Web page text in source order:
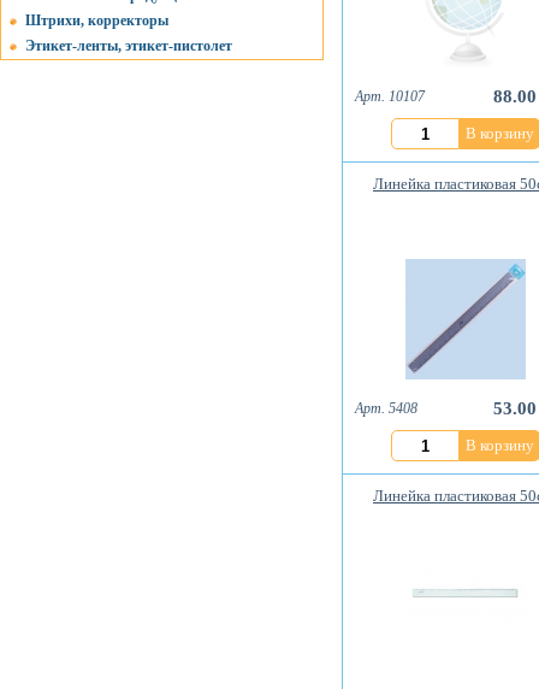
Штрихи, корректоры
Этикет-ленты, этикет-пистолет
Арт. 10107
В корзину
Линейка пластиковая
Арт. 5408
В корзину
Линейка пластиковая